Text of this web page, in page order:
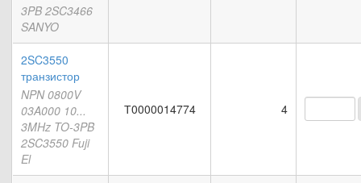
3PB 2SC3466
SANYO
2SC3550
транзистор
NPN 0800V
03A000 10...
3MHz TO-3PB
2SC3550 Fuji
El
Т0000014774 4